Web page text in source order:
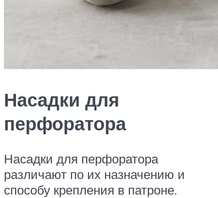
Насадки для
перфоратора
Насадки для перфоратора
различают по их назначению и
способу крепления в патроне.